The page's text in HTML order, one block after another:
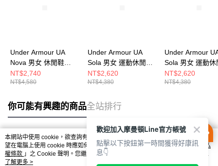
Under Armour UA
Nova 男女 休閒鞋
6006062-793
NT$2,740
NT$4,580
Under Armour UA
Sola 男女 運動休閒鞋
6005284-100
NT$2,620
NT$4,380
Under Armour
Sola 男女 運動休
6005284-280
NT$2,620
NT$4,380
你可能有興趣的商品全站排行
熱門標籤
本網站中使用 cookie，欲查詢有關本網站使用 cookie 方式之詳情，及若您不希
望在電腦上使用 cookie 時應如何變更電腦的 cookie 設定，請參閱本網站「
隱私
權條款 」之 Cookie 聲明。您繼續使用本網站即表示您同意本公司得按本網站使
用條款之 Cookie 聲明使用 cookie。
了解更多 >
歡迎加入摩曼頓Line官方帳號
點擊以下按鈕第一時間獲得好康訊
息👇